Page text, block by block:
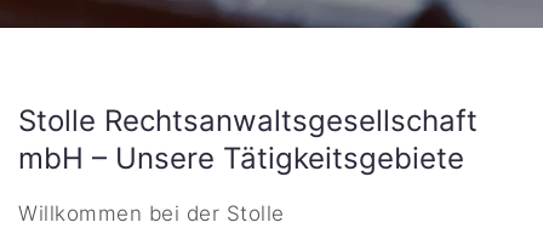
Stolle Rechtsanwaltsgesellschaft
mbH – Unsere Tätigkeitsgebiete
Willkommen bei der Stolle